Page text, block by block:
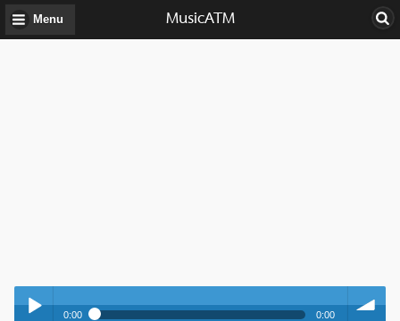
Menu MusicATM
0:00 0:00